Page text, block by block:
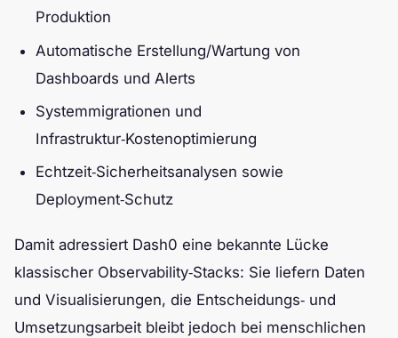
Produktion
Automatische Erstellung/Wartung von
Dashboards und Alerts
Systemmigrationen und
Infrastruktur‑Kostenoptimierung
Echtzeit‑Sicherheitsanalysen sowie
Deployment‑Schutz
Damit adressiert Dash0 eine bekannte Lücke
klassischer Observability‑Stacks: Sie liefern Daten
und Visualisierungen, die Entscheidungs‑ und
Umsetzungsarbeit bleibt jedoch bei menschlichen